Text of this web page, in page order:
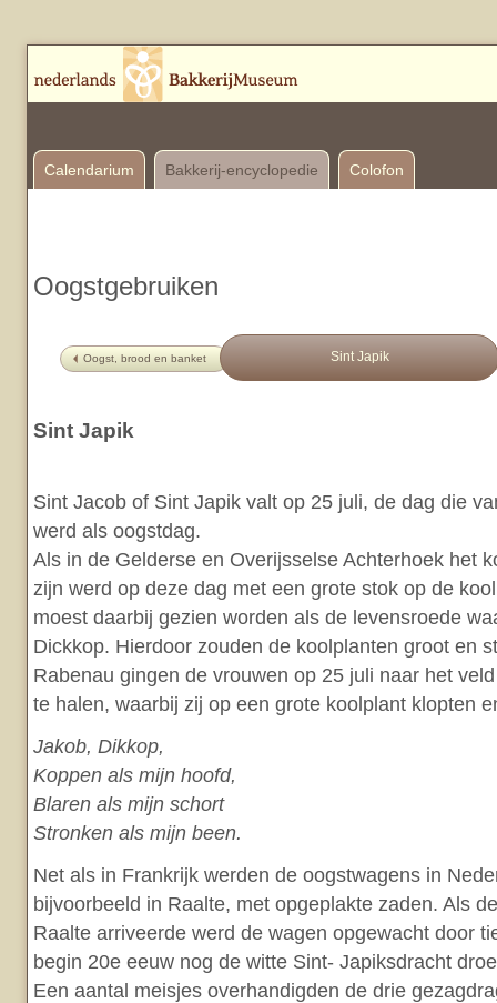
Calendarium Bakkerij-encyclopedie Colofon
Oogstgebruiken
Oogst, brood en banket Sint Japik
Sint Japik
Sint Jacob of Sint Japik valt op 25 juli, de dag die
werd als oogstdag.
Als in de Gelderse en Overijsselse Achterhoek het
zijn werd op deze dag met een grote stok op de
moest daarbij gezien worden als de levensroede
Dickkop. Hierdoor zouden de koolplanten groot en
Rabenau gingen de vrouwen op 25 juli naar het
te halen, waarbij zij op een grote koolplant klopten
Jakob, Dikkop,
Koppen als mijn hoofd,
Blaren als mijn schort
Stronken als mijn been.
Net als in Frankrijk werden de oogstwagens in
bijvoorbeeld in Raalte, met opgeplakte zaden. Als
Raalte arriveerde werd de wagen opgewacht door
begin 20e eeuw nog de witte Sint- Japiksdracht
Een aantal meisjes overhandigden de drie